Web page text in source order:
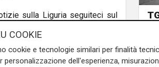
sulla Liguria seguiteci sul
COOKIE
cookie e tecnologie similari per finalità
personalizzazione dell'esperienza,